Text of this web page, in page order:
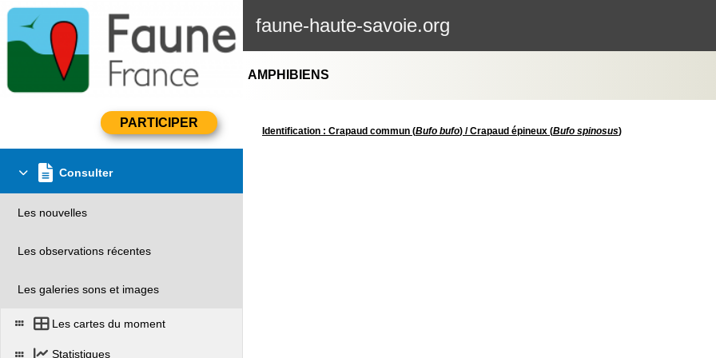
faune-haute-savoie.org
Consulter
Les nouvelles
Les observations récentes
Les galeries sons et images
Les cartes du moment
Statistiques
AMPHIBIENS
Identification : Crapaud commun (Bufo bufo) / Crapaud épineux (Bufo spinosus)